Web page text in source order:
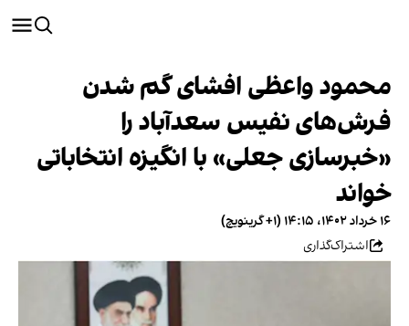
محمود واعظی افشای گم شدن
فرش‌های نفیس سعدآباد را
«خبرسازی جعلی» با انگیزه انتخاباتی
خواند
۱۶ خرداد ۱۴۰۲، ۱۴:۱۵ (‎+۱ گرینویچ)
اشتراک‌گذاری